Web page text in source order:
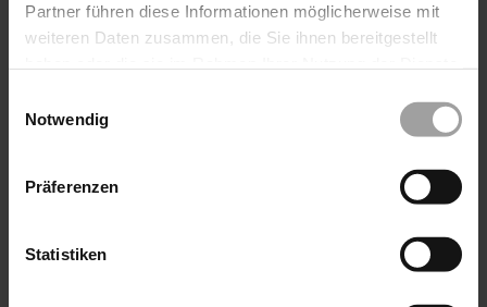
Partner führen diese Informationen möglicherweise mit
weiteren Daten zusammen, die Sie ihnen bereitgestellt
Notwendig
Präferenzen
Statistiken
RC27-1S-M12